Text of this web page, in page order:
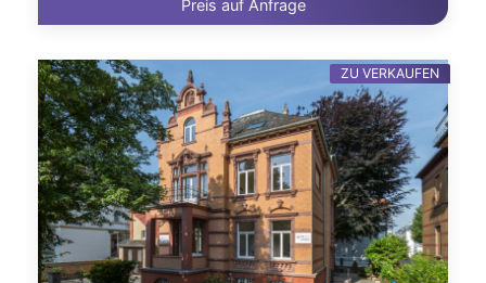
Preis auf Anfrage
ZU VERKAUFEN